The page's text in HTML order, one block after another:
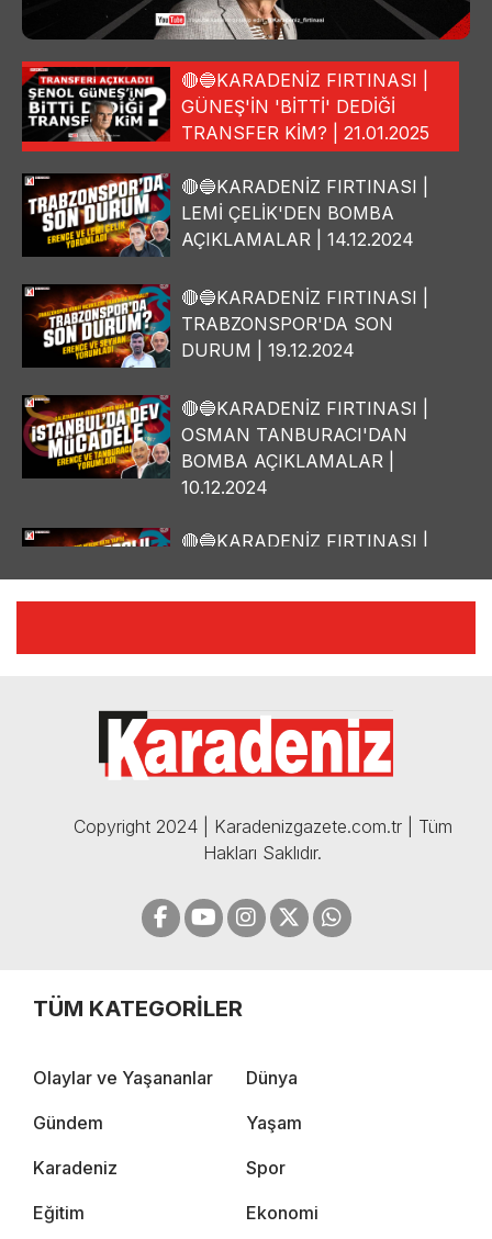
🔴🔵KARADENİZ FIRTINASI |
GÜNEŞ'İN 'BİTTİ' DEDİĞİ
TRANSFER KİM? | 21.01.2025
🔴🔵KARADENİZ FIRTINASI |
LEMİ ÇELİK'DEN BOMBA
AÇIKLAMALAR | 14.12.2024
🔴🔵KARADENİZ FIRTINASI |
TRABZONSPOR'DA SON
DURUM | 19.12.2024
🔴🔵KARADENİZ FIRTINASI |
OSMAN TANBURACI'DAN
BOMBA AÇIKLAMALAR |
10.12.2024
🔴🔵KARADENİZ FIRTINASI |
🔴🔵KARADENİZ FIRTINASI |
05.12.2024
Copyright 2024 | Karadenizgazete.com.tr | Tüm
Hakları Saklıdır.
TÜM KATEGORİLER
Olaylar ve Yaşananlar Dünya
Gündem Yaşam
Karadeniz Spor
Eğitim Ekonomi